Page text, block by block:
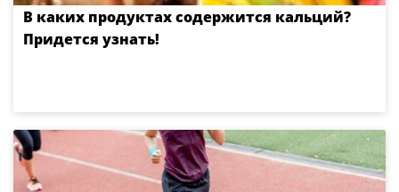
В каких продуктах содержится кальций?
Придется узнать!